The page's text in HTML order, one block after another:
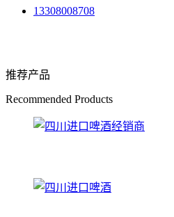
13308008708
推荐产品
Recommended Products